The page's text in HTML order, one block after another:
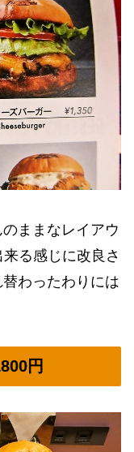
ままなレイアウ
る感じに改良さ
わったわりには
円